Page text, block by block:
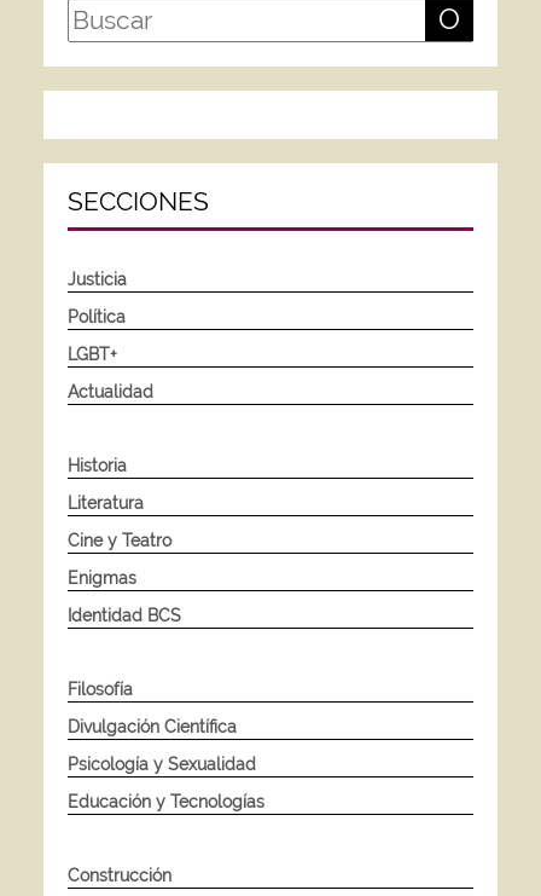
O
SECCIONES
Justicia
Política
LGBT+
Actualidad
Historia
Literatura
Cine y Teatro
Enigmas
Identidad BCS
Filosofía
Divulgación Científica
Psicología y Sexualidad
Educación y Tecnologías
Construcción